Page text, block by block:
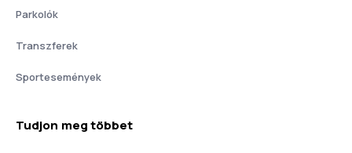
Parkolók
Transzferek
Sportesemények
Tudjon meg többet